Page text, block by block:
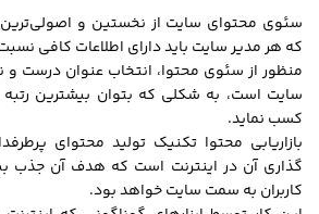
که هر مدیر سایت باید دارای اطلاعات کافی
منظور از سئوی محتوا، انتخاب عنوان درست
سایت است، به شکلی که بتوان بیشترین
کسب نماید.
بازاریابی محتوا تکنیک تولید محتوای
گذاری آن در اینترنت است که هدف آن جذب
کاربران به سمت سایت خواهد بود.